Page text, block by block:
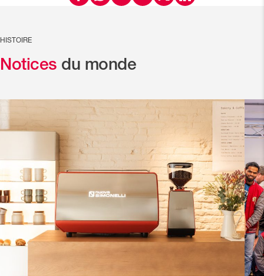
HISTOIRE
Notices du monde